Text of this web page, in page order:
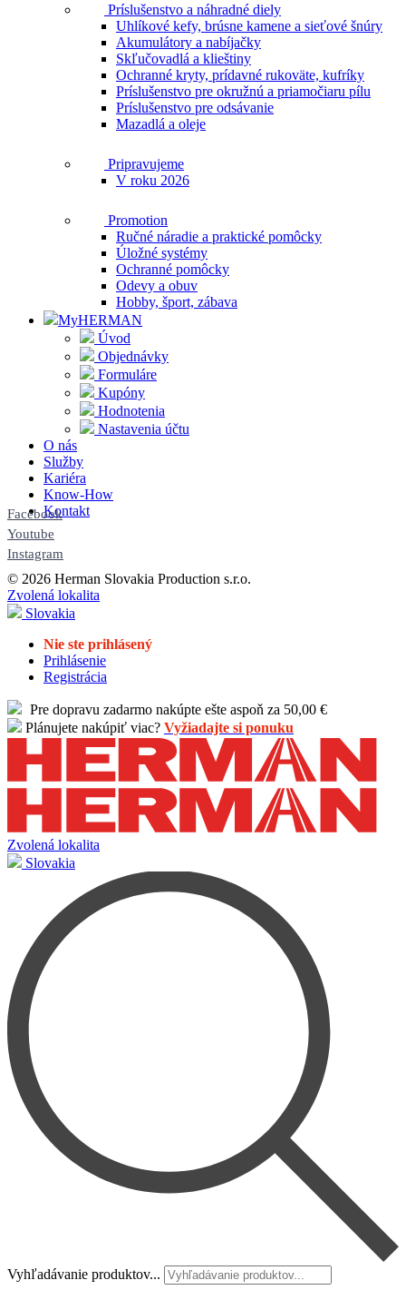
Príslušenstvo a náhradné diely
Uhlíkové kefy, brúsne kamene a sieťové šnúry
Akumulátory a nabíjačky
Skľučovadlá a klieštiny
Ochranné kryty, prídavné rukoväte, kufríky
Príslušenstvo pre okružnú a priamočiaru pílu
Príslušenstvo pre odsávanie
Mazadlá a oleje
Pripravujeme
V roku 2026
Promotion
Ručné náradie a praktické pomôcky
Úložné systémy
Ochranné pomôcky
Odevy a obuv
Hobby, šport, zábava
MyHERMAN
Úvod
Objednávky
Formuláre
Kupóny
Hodnotenia
Nastavenia účtu
O nás
Služby
Kariéra
Know-How
Kontakt
Facebook
Youtube
Instagram
© 2026 Herman Slovakia Production s.r.o.
Zvolená lokalita
Slovakia
Nie ste prihlásený
Prihlásenie
Registrácia
Pre dopravu zadarmo nakúpte ešte aspoň za 50,00 €
Plánujete nakúpiť viac? Vyžiadajte si ponuku
Zvolená lokalita
Slovakia
Vyhľadávanie produktov...